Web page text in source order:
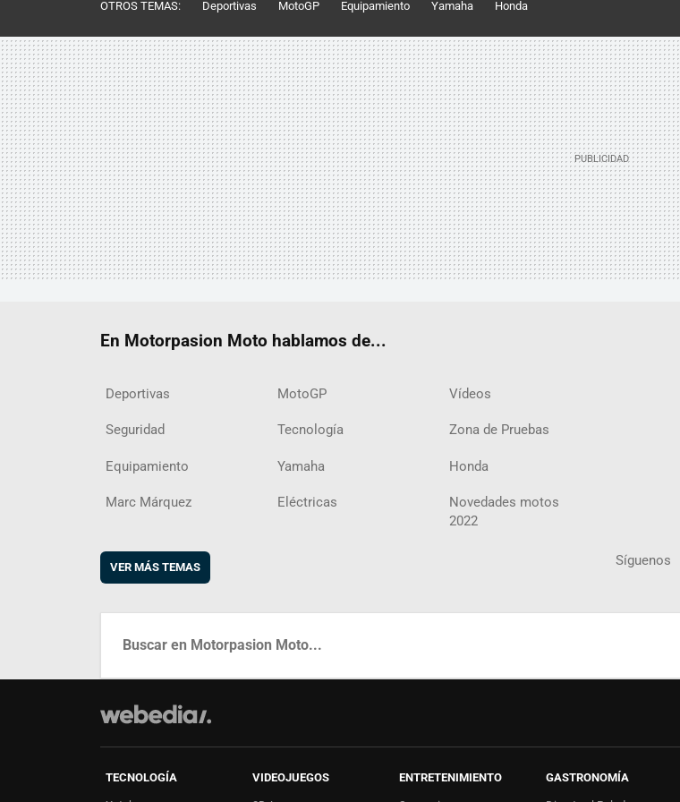
OTROS TEMAS: Deportivas MotoGP Equipamiento Yamaha Honda
Síguenos
En Motorpasion Moto hablamos de...
Deportivas MotoGP Vídeos
Seguridad Tecnología Zona de Pruebas
Equipamiento Yamaha Honda
Marc Márquez Eléctricas
Novedades motos
2022
VER MÁS TEMAS
TECNOLOGÍA VIDEOJUEGOS ENTRETENIMIENTO GASTRONOMÍA